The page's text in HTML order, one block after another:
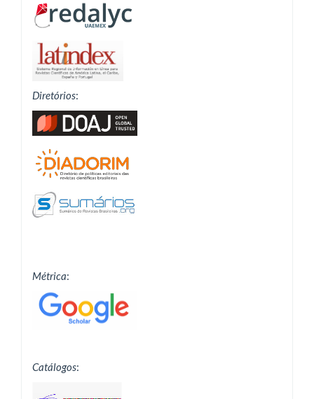
Diretórios:
Métrica:
Catálogos: